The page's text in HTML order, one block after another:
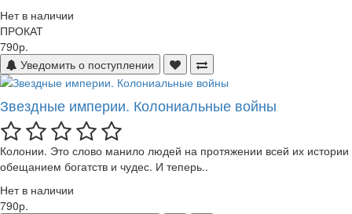
Нет в наличии
ПРОКАТ
790р.
Уведомить о поступлении
Звездные империи. Колониальные войны
Колонии. Это слово манило людей на протяжении всей их истории
обещанием богатств и чудес. И теперь..
Нет в наличии
790р.